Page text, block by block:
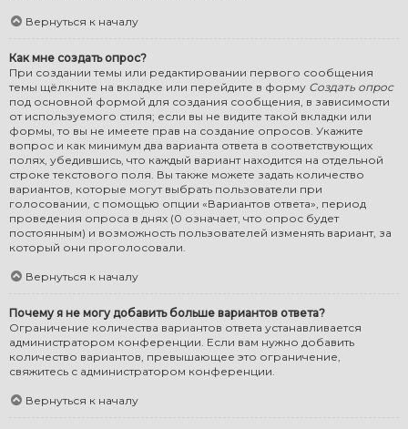
Вернуться к началу
Как мне создать опрос?
При создании темы или редактировании первого сообщения
темы щёлкните на вкладке или перейдите в форму Создать опрос
под основной формой для создания сообщения, в зависимости
от используемого стиля; если вы не видите такой вкладки или
формы, то вы не имеете прав на создание опросов. Укажите
вопрос и как минимум два варианта ответа в соответствующих
полях, убедившись, что каждый вариант находится на отдельной
строке текстового поля. Вы также можете задать количество
вариантов, которые могут выбрать пользователи при
голосовании, с помощью опции «Вариантов ответа», период
проведения опроса в днях (0 означает, что опрос будет
постоянным) и возможность пользователей изменять вариант, за
который они проголосовали.
Вернуться к началу
Почему я не могу добавить больше вариантов ответа?
Ограничение количества вариантов ответа устанавливается
администратором конференции. Если вам нужно добавить
количество вариантов, превышающее это ограничение,
свяжитесь с администратором конференции.
Вернуться к началу